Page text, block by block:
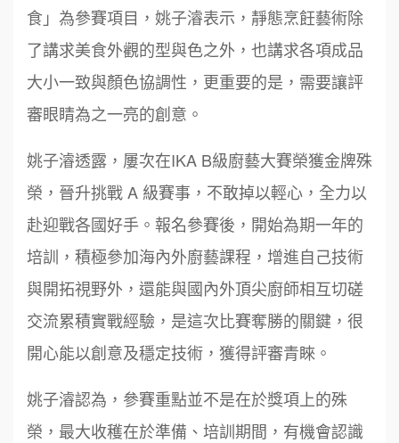
食」為參賽項目，姚子濬表示，靜態烹飪藝術除
了講求美食外觀的型與色之外，也講求各項成品
大小一致與顏色協調性，更重要的是，需要讓評
審眼睛為之一亮的創意。
姚子濬透露，屢次在IKA B級廚藝大賽榮獲金牌殊
榮，晉升挑戰 A 級賽事，不敢掉以輕心，全力以
赴迎戰各國好手。報名參賽後，開始為期一年的
培訓，積極參加海內外廚藝課程，增進自己技術
與開拓視野外，還能與國內外頂尖廚師相互切磋
交流累積實戰經驗，是這次比賽奪勝的關鍵，很
開心能以創意及穩定技術，獲得評審青睞。
姚子濬認為，參賽重點並不是在於獎項上的殊
榮，最大收穫在於準備、培訓期間，有機會認識